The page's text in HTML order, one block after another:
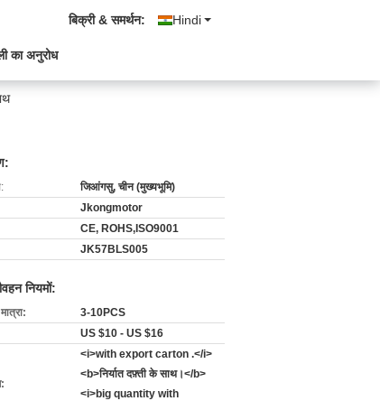
Hindi
बिक्री & समर्थन:
का अनुरोध
जिआंगसु, चीन (मुख्यभूमि)
Jkongmotor
CE, ROHS,ISO9001
JK57BLS005
नियमों:
3-10PCS
US $10 - US $16
<i>with export carton .</i>
<b>निर्यात दफ़्ती के साथ।</b>
<i>big quantity with